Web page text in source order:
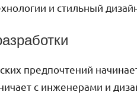
и стильный
предпочтений
с инженерами и